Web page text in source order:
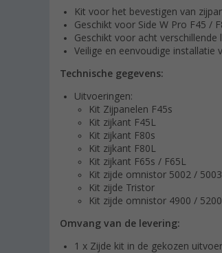
Kit voor het bevestigen van
Geschikt voor Side W Pro F45 /
Geschikt voor acht verschillende
Veilige en eenvoudige installatie
Technische gegevens:
Uitvoeringen:
Kit Zijpanelen F45s
Kit zijkant F45L
Kit zijkant F80s
Kit zijkant F80L
Kit zijkant F65s / F65L
Kit zijde omnistor 5002 / 5003
Kit zijde Tristor
Kit zijde omnistor 4900 /
Omvang van de levering:
1 x Zijde kit in de gekozen